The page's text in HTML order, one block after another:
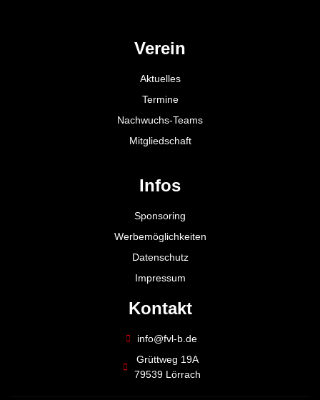
Verein
Aktuelles
Termine
Nachwuchs-Teams
Mitgliedschaft
Infos
Sponsoring
Werbemöglichkeiten
Datenschutz
Impressum
Kontakt
info@fvl-b.de
Grüttweg 19A
79539 Lörrach